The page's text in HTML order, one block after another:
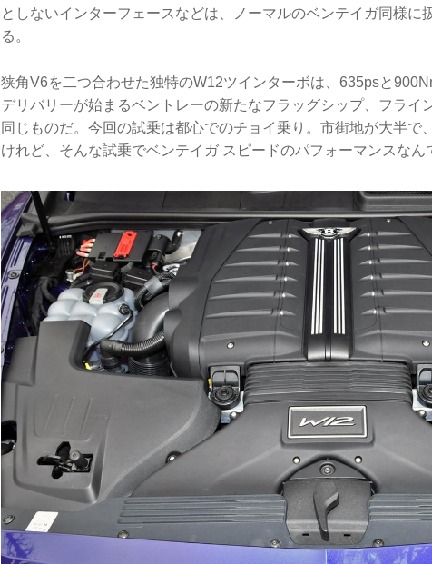
としないインターフェースなどは、ノーマルのベンテイガ同様に
る。
狭角V6を二つ合わせた独特のW12ツインターボは、635psと
デリバリーが始まるベントレーの新たなフラッグシップ、フライ
同じものだ。今回の試乗は都心でのチョイ乗り。市街地が大半で
けれど、そんな試乗でベンテイガ スピードのパフォーマンスなん